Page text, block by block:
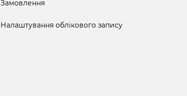
Замовлення
Налаштування облікового запису